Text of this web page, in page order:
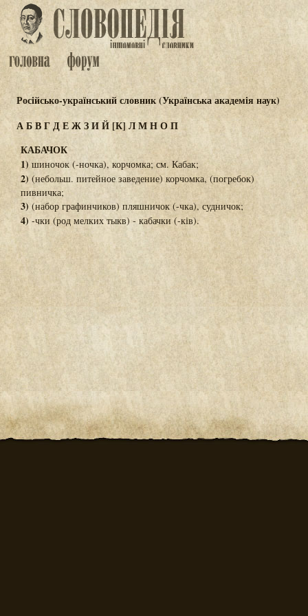
Російсько-український словник (Українська академія наук)
АБВГДЕЖЗИЙ[К]ЛМНОП
КАБАЧОК
1) шиночок (-ночка), корчомка; см. Кабак;
2) (небольш. питейное заведение) корчомка, (погребок)
пивничка;
3) (набор графинчиков) пляшничок (-чка), судничок;
4) -чки (род мелких тыкв) - кабачки (-ків).